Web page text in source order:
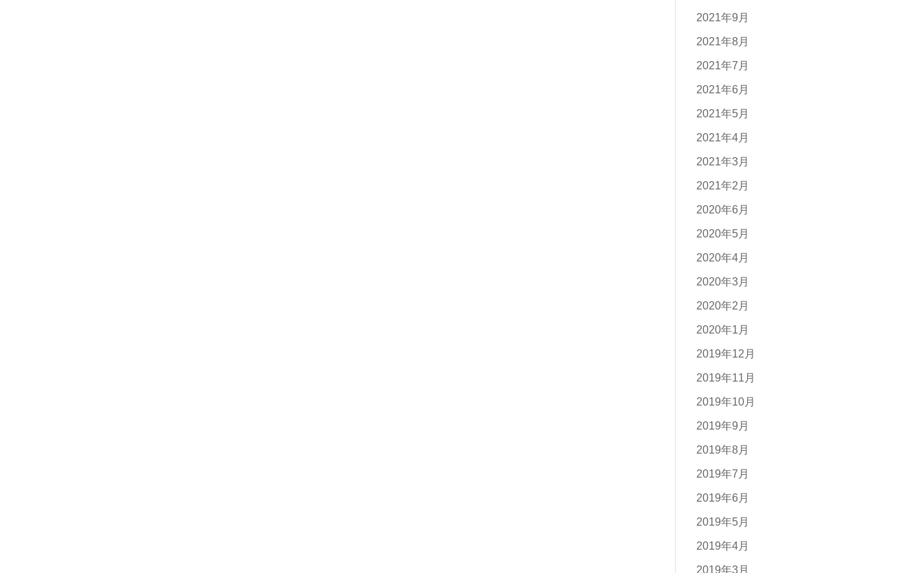
2021年9月
2021年8月
2021年7月
2021年6月
2021年5月
2021年4月
2021年3月
2021年2月
2020年6月
2020年5月
2020年4月
2020年3月
2020年2月
2020年1月
2019年12月
2019年11月
2019年10月
2019年9月
2019年8月
2019年7月
2019年6月
2019年5月
2019年4月
2019年3月